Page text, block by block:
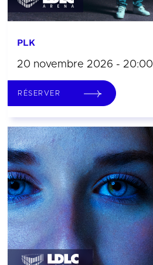
PLK
20 novembre 2026 - 20:00
RÉSERVER